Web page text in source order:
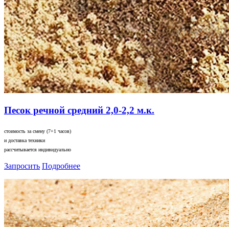
Песок речной средний 2,0-2,2 м.к.
стоимость за смену (7+1 часов)
и доставка техники
рассчитывается индивидуально
Запросить Подробнее